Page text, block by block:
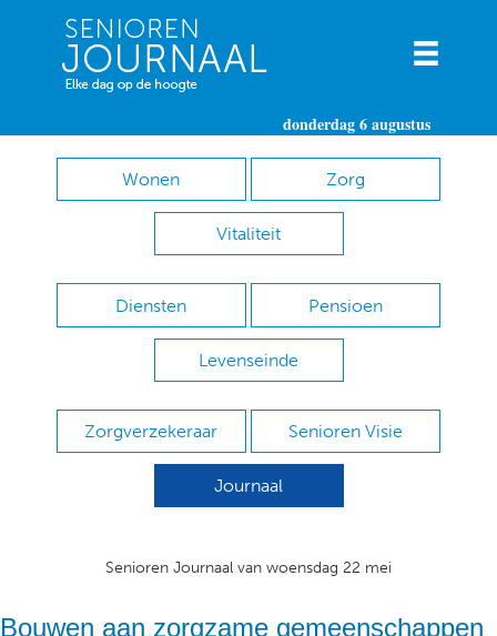
donderdag 6 augustus
Wonen Zorg
Vitaliteit
Diensten Pensioen
Levenseinde
Zorgverzekeraar Senioren Visie
Journaal
Senioren Journaal van woensdag 22 mei
Bouwen aan zorgzame gemeenschappen